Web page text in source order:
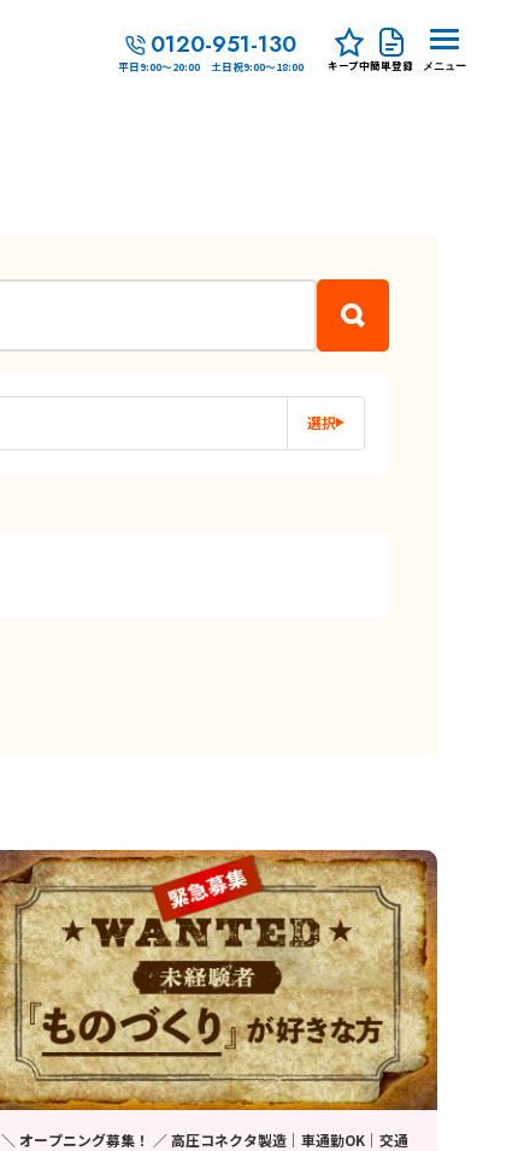
0120-951-130
平日9:00～20:00 土日祝9:00～18:00 キープ中簡単登録 メニュー
選択
＼ オープニング募集！ ／ 高圧コネクタ製造｜車通勤OK｜交通